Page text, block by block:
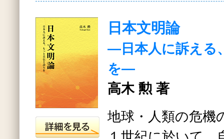
日本文明論
―日本人に訴える
を―
高木 勲 著
地球・人類の危機